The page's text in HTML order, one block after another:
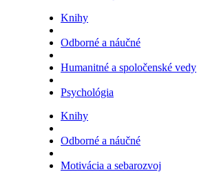
Knihy
Odborné a náučné
Humanitné a spoločenské vedy
Psychológia
Knihy
Odborné a náučné
Motivácia a sebarozvoj